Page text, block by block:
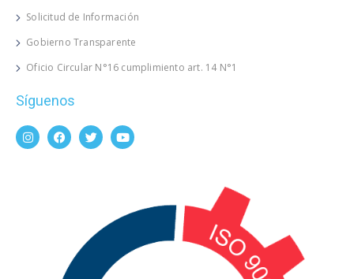
Solicitud de Información
Gobierno Transparente
Oficio Circular N°16 cumplimiento art. 14 N°1
Síguenos